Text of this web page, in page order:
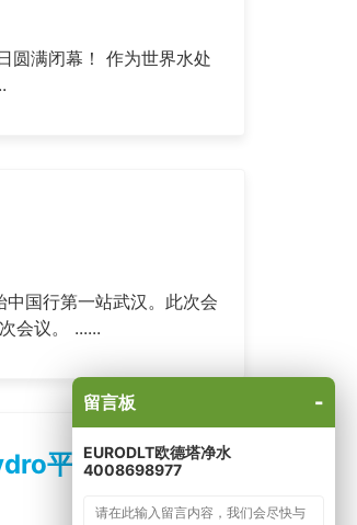
圆满闭幕！ 作为世界水处
国行第一站武汉。此次会
会议。 ......
平台)
留言板 -
EURODLT欧德塔净水
4008698977